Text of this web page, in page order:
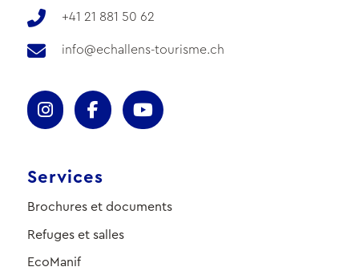
+41 21 881 50 62
info@echallens-tourisme.ch
Services
Brochures et documents
Refuges et salles
EcoManif